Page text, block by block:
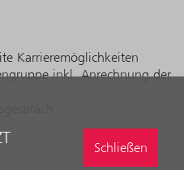
Karrieremöglichkeiten
inkl. Anrechnung der
Schließen